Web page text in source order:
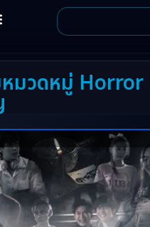
มวดหมู่ Horror